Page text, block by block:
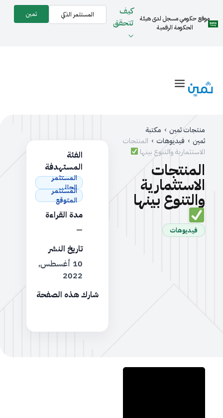
المستثمر الذكي ثمين
موقع حكومي مسجل لدى هيئة
الحكومة الرقمية
كيف
تتحقق
منتجات ثمين › مكتبة
ثمين › فيديوهات › المنتجات
الاستثمارية والتنوع بينها
المنتجات
الاستثمارية
والتنوع بينها
فيديوهات
الفئة
المستهدفة
المستثمر
الحالي
المستثمر
المتوقع
مدة القراءة
—
تاريخ النشر
10 أغسطس,
2022
شارك هذه الصفحة